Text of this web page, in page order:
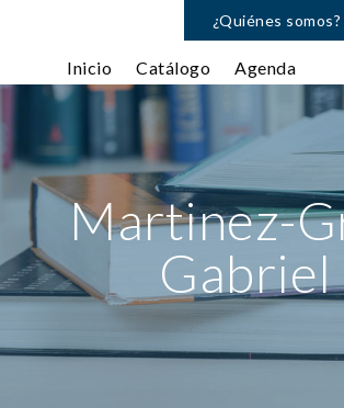
¿Quiénes somos?
Inicio Catálogo Agenda
Martinez-
Gabriel